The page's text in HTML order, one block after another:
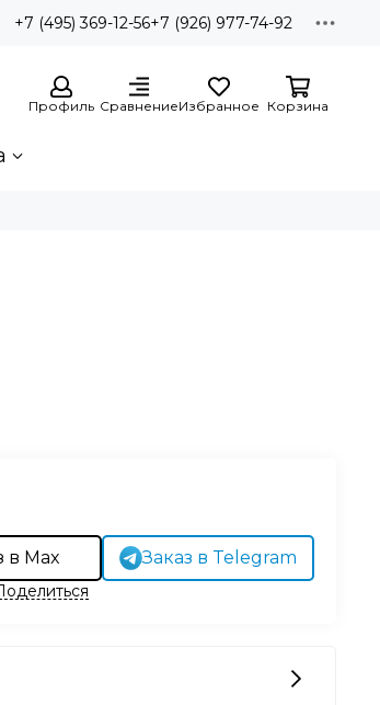
+7 (495) 369-12-56+7 (926) 977-74-92
Профиль СравнениеИзбранное Корзина
в Max Заказ в Telegram